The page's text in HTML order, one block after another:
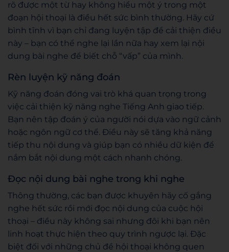
rõ được một từ hay không hiểu một ý trong một
đoạn hội thoại là điều hết sức bình thường. Hãy cứ
bình tĩnh vì bạn chỉ đang luyện tập để cải thiện điều
này – bạn có thể nghe lại lần nữa hay xem lại nội
dung bài nghe để biết chỗ “vấp” của mình.
Rèn luyện kỹ năng đoán
Kỹ năng đoán đóng vai trò khá quan trọng trong
việc cải thiện kỹ năng nghe Tiếng Anh giao tiếp.
Bạn nên tập đoán ý của người nói dựa vào ngữ cảnh
hoặc ngôn ngữ cơ thể. Điều này sẽ tăng khả năng
tiếp thu nội dung và giúp bạn có nhiều dữ kiện để
nắm bắt nội dung một cách nhanh chóng.
Đọc nội dung bài nghe trong khi nghe
Thông thường, các bạn được khuyên hãy cố gắng
nghe hết sức rồi mới đọc nội dung của cuộc hội
thoại – điều này không sai nhưng đôi khi bạn nên
linh hoạt thực hiện theo quy trình ngược lại. Đặc
biệt đối với những chủ đề hội thoại không quen